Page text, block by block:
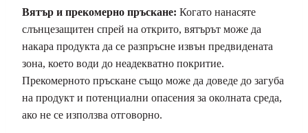
Вятър и прекомерно пръскане: Когато нанасяте
слънцезащитен спрей на открито, вятърът може да
накара продукта да се разпръсне извън предвидената
зона, което води до неадекватно покритие.
Прекомерното пръскане също може да доведе до загуба
на продукт и потенциални опасения за околната среда,
ако не се използва отговорно.